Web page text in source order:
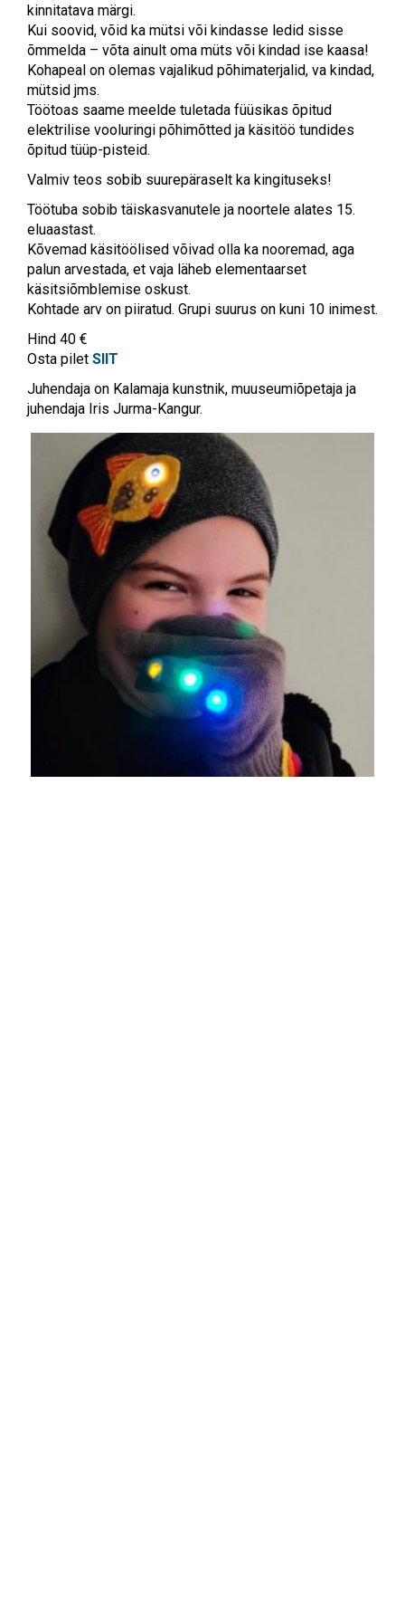
kinnitatava märgi.
Kui soovid, võid ka mütsi või kindasse ledid sisse
õmmelda – võta ainult oma müts või kindad ise kaasa!
Kohapeal on olemas vajalikud põhimaterjalid, va kindad,
mütsid jms.
Töötoas saame meelde tuletada füüsikas õpitud
elektrilise vooluringi põhimõtted ja käsitöö tundides
õpitud tüüp-pisteid.
Valmiv teos sobib suurepäraselt ka kingituseks!
Töötuba sobib täiskasvanutele ja noortele alates 15.
eluaastast.
Kõvemad käsitöölised võivad olla ka nooremad, aga
palun arvestada, et vaja läheb elementaarset
käsitsiõmblemise oskust.
Kohtade arv on piiratud. Grupi suurus on kuni 10 inimest.
Hind 40 €
Osta pilet SIIT
Juhendaja on Kalamaja kunstnik, muuseumiõpetaja ja
juhendaja Iris Jurma-Kangur.